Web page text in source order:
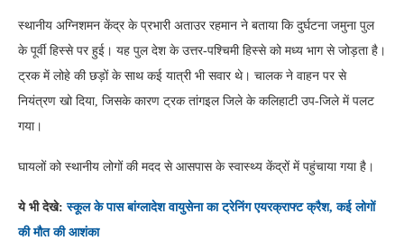
स्थानीय अग्निशमन केंद्र के प्रभारी अताउर रहमान ने बताया कि दुर्घटना जमुना पुल
के पूर्वी हिस्से पर हुई। यह पुल देश के उत्तर-पश्चिमी हिस्से को मध्य भाग से जोड़ता है।
ट्रक में लोहे की छड़ों के साथ कई यात्री भी सवार थे। चालक ने वाहन पर से
नियंत्रण खो दिया, जिसके कारण ट्रक तांगइल जिले के कलिहाटी उप-जिले में पलट
गया।
घायलों को स्थानीय लोगों की मदद से आसपास के स्वास्थ्य केंद्रों में पहुंचाया गया है।
ये भी देखे:स्कूल के पास बांग्लादेश वायुसेना का ट्रेनिंग एयरक्राफ्ट क्रैश, कई लोगों
की मौत की आशंका